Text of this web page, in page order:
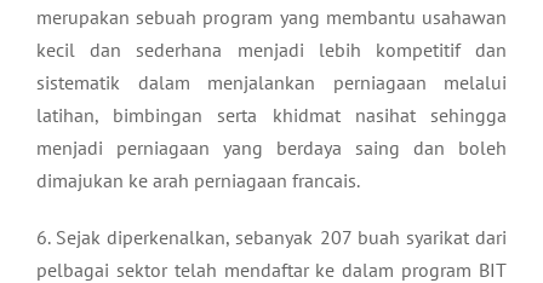
merupakan sebuah program yang membantu usahawan
kecil dan sederhana menjadi lebih kompetitif dan
sistematik dalam menjalankan perniagaan melalui
latihan, bimbingan serta khidmat nasihat sehingga
menjadi perniagaan yang berdaya saing dan boleh
dimajukan ke arah perniagaan francais.
6. Sejak diperkenalkan, sebanyak 207 buah syarikat dari
pelbagai sektor telah mendaftar ke dalam program BIT